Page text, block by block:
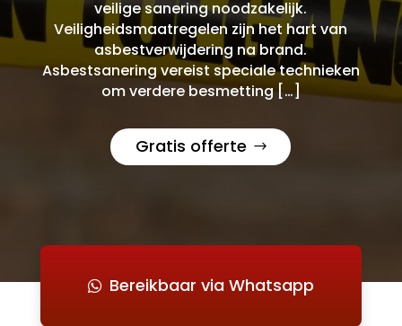
veilige sanering noodzakelijk.
Veiligheidsmaatregelen zijn het hart van
asbestverwijdering na brand.
Asbestsanering vereist speciale technieken
om verdere besmetting […]
Gratis offerte
Bereikbaar via Whatsapp